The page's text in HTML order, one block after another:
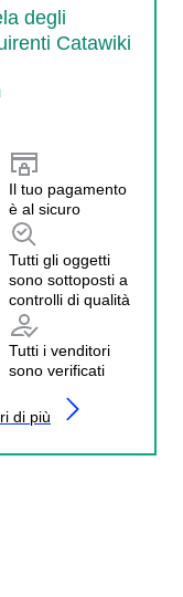
degli
Catawiki
Il tuo pagamento
è al sicuro
Tutti gli oggetti
sono sottoposti a
controlli di qualità
Tutti i venditori
sono verificati
di più